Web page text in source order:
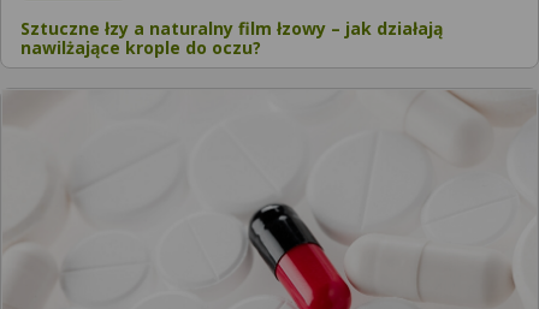
Sztuczne łzy a naturalny film łzowy – jak działają
nawilżające krople do oczu?